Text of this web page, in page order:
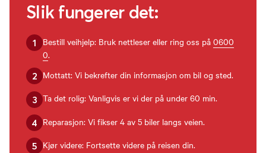
Slik fungerer det:
1 Bestill veihjelp: Bruk nettleser eller ring oss på 0600
0.
2 Mottatt: Vi bekrefter din informasjon om bil og sted.
3 Ta det rolig: Vanligvis er vi der på under 60 min.
4 Reparasjon: Vi fikser 4 av 5 biler langs veien.
5 Kjør videre: Fortsette videre på reisen din.